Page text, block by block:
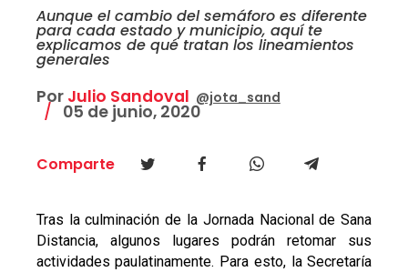
Aunque el cambio del semáforo es diferente
para cada estado y municipio, aquí te
explicamos de qué tratan los lineamientos
generales
Por Julio Sandoval @jota_sand
05 de junio, 2020
Comparte
Tras la culminación de la Jornada Nacional de Sana
Distancia, algunos lugares podrán retomar sus
actividades paulatinamente. Para esto, la Secretaría